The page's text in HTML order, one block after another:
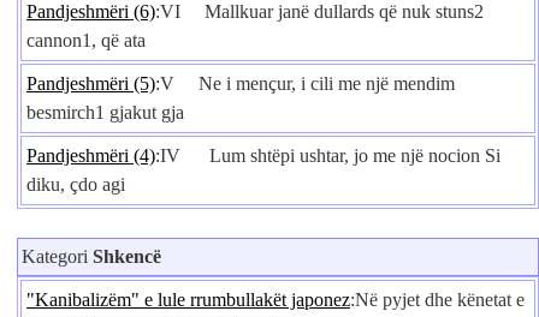
Pandjeshmëri (6):VI Mallkuar janë dullards që nuk stuns2
cannon1, që ata
Pandjeshmëri (5):V Ne i mençur, i cili me një mendim
besmirch1 gjakut gja
Pandjeshmëri (4):IV Lum shtëpi ushtar, jo me një nocion Si
diku, çdo agi
Kategori Shkencë
"Kanibalizëm" e lule rrumbullakët japonez:Në pyjet dhe kënetat e